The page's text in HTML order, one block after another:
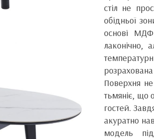
стіл не
обідньої
основі
лаконічно,
Поверхня
тьмяніє, що
гостей.
акуратно
модель